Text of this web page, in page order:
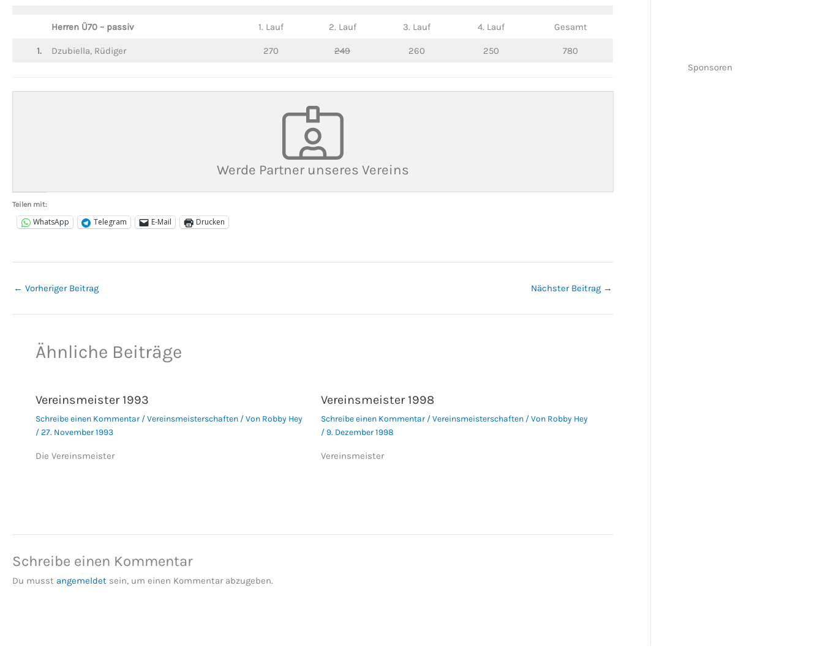
Herren Ü70 – passiv 1. Lauf 2. Lauf 3. Lauf 4. Lauf Gesamt
1. Dzubiella, Rüdiger 270 249 260 250 780
Werde Partner unseres Vereins
Teilen mit:
WhatsApp Telegram E-Mail Drucken
← Vorheriger Beitrag Nächster Beitrag →
Ähnliche Beiträge
Vereinsmeister 1993
Schreibe einen Kommentar /Vereinsmeisterschaften/ Von Robby Hey
/27. November 1993
Die Vereinsmeister
Vereinsmeister 1998
Schreibe einen Kommentar /Vereinsmeisterschaften/ Von Robby Hey
/ 9. Dezember 1998
Vereinsmeister
Schreibe einen Kommentar
Du musst angemeldet sein, um einen Kommentar abzugeben.
Sponsoren